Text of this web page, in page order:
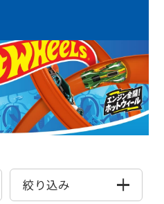
絞り込み